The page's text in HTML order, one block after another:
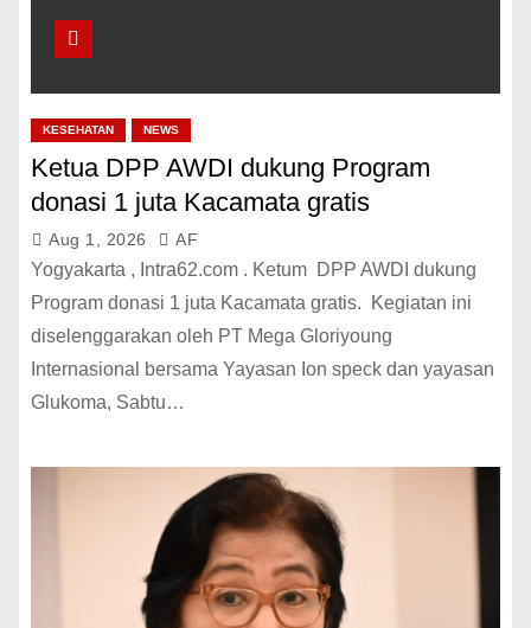
KESEHATAN NEWS
Ketua DPP AWDI dukung Program
donasi 1 juta Kacamata gratis
Aug 1, 2026 AF
Yogyakarta , Intra62.com . Ketum DPP AWDI dukung
Program donasi 1 juta Kacamata gratis. Kegiatan ini
diselenggarakan oleh PT Mega Gloriyoung
Internasional bersama Yayasan Ion speck dan yayasan
Glukoma, Sabtu…